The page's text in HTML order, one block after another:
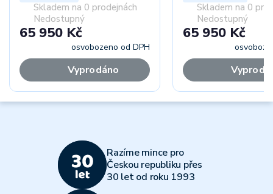
Skladem na 0 prodejnách
Nedostupný
65 950 Kč
osvobozeno od DPH
Vyprodáno
Skladem na 0
Nedostupný
65 950 Kč
Razíme mince pro
Českou republiku přes
30 let od roku 1993